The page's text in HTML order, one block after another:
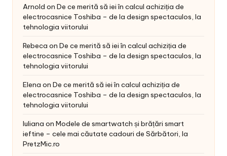
Arnold on De ce merită să iei în calcul achiziția de
electrocasnice Toshiba – de la design spectaculos, la
tehnologia viitorului
Rebeca on De ce merită să iei în calcul achiziția de
electrocasnice Toshiba – de la design spectaculos, la
tehnologia viitorului
Elena on De ce merită să iei în calcul achiziția de
electrocasnice Toshiba – de la design spectaculos, la
tehnologia viitorului
Iuliana on Modele de smartwatch și brățări smart
ieftine – cele mai căutate cadouri de Sărbători, la
PretzMic.ro